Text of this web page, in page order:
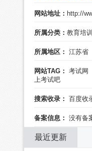
网站地址： http://
所属分类： 教育培训
所属地区： 江苏省
网站TAG： 考试网
上考试吧
搜索收录： 百度收
备案信息： 没有备
最近更新